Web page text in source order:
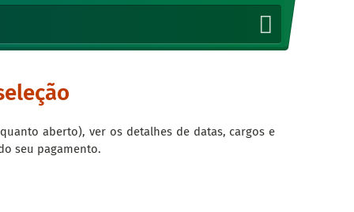
aberto), ver os detalhes de datas, cargos e
seu pagamento.